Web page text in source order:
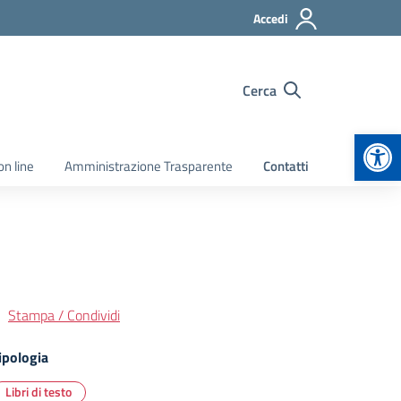
Accedi
Cerca
line Amministrazione Trasparente Contatti
Stampa / Condividi
Libri di testo